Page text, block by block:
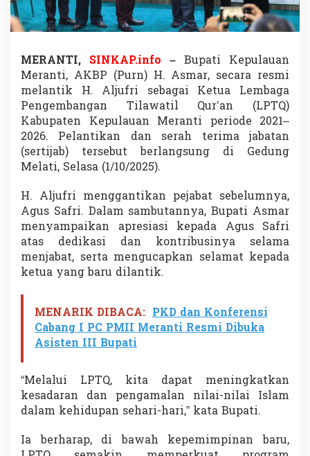
L
P
T
B
a
r
u
,
T
e
g
a
a
n
m
i
n
C
e
G
e
n
MERANTI, SINKAP.info – Bupati Kepulauan
Meranti, AKBP (Purn) H. Asmar, secara resmi
melantik H. Aljufri sebagai Ketua Lembaga
Pengembangan Tilawatil Qur’an (LPTQ)
Kabupaten Kepulauan Meranti periode 2021–
2026. Pelantikan dan serah terima jabatan
(sertijab) tersebut berlangsung di Gedung
Melati, Selasa (1/10/2025).
H. Aljufri menggantikan pejabat sebelumnya,
Agus Safri. Dalam sambutannya, Bupati Asmar
menyampaikan apresiasi kepada Agus Safri
atas dedikasi dan kontribusinya selama
menjabat, serta mengucapkan selamat kepada
ketua yang baru dilantik.
MENARIK DIBACA: PKD dan Konferensi
Cabang I PC PMII Meranti Resmi Dibuka
Asisten III Bupati
“Melalui LPTQ, kita dapat meningkatkan
kesadaran dan pengamalan nilai-nilai Islam
dalam kehidupan sehari-hari,” kata Bupati.
Ia berharap, di bawah kepemimpinan baru,